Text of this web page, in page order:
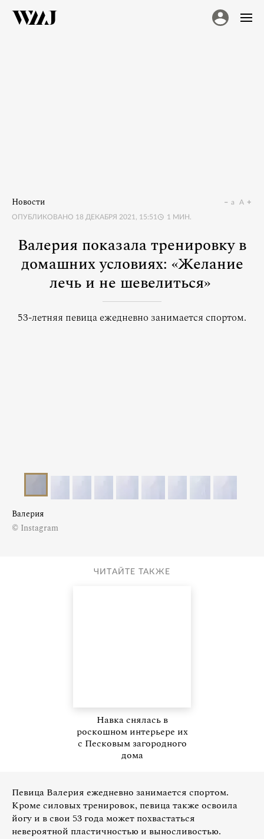
Новости
ОПУБЛИКОВАНО 18 ДЕКАБРЯ 2021, 15:51 1 МИН.
a A
Валерия показала тренировку в
домашних условиях: «Желание
лечь и не шевелиться»
53-летняя певица ежедневно занимается спортом.
Валерия
© Instagram
ЧИТАЙТЕ ТАКЖЕ
Навка снялась в
роскошном интерьере их
с Песковым загородного
дома
Певица Валерия ежедневно занимается спортом.
Кроме силовых тренировок, певица также освоила
йогу и в свои 53 года может похвастаться
невероятной пластичностью и выносливостью.